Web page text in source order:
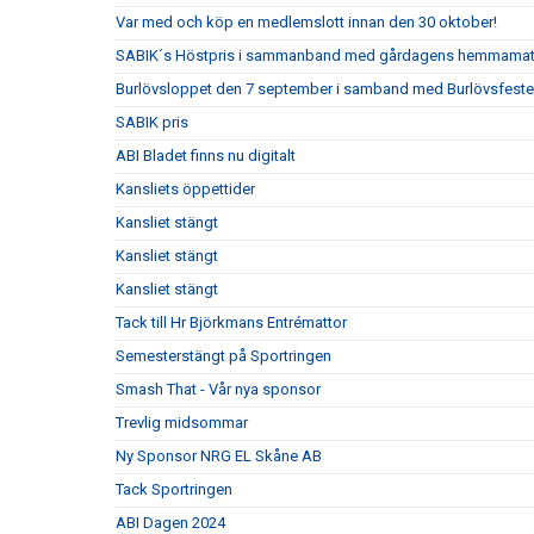
Var med och köp en medlemslott innan den 30 oktober!
SABIK´s Höstpris i sammanband med gårdagens
Burlövsloppet den 7 september i samband med
SABIK pris
ABI Bladet finns nu digitalt
Kansliets öppettider
Kansliet stängt
Kansliet stängt
Kansliet stängt
Tack till Hr Björkmans Entrémattor
Semesterstängt på Sportringen
Smash That - Vår nya sponsor
Trevlig midsommar
Ny Sponsor NRG EL Skåne AB
Tack Sportringen
ABI Dagen 2024